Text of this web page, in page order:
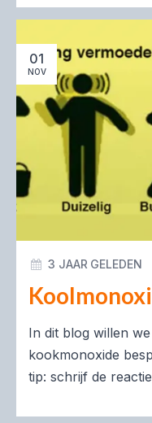
01
NOV
3 JAAR GELEDEN
In dit blog willen
kookmonoxide
tip: schrijf de